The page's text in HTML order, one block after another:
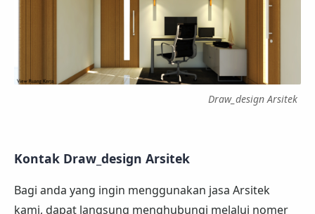
Draw_design Arsitek
Kontak Draw_design Arsitek
Bagi anda yang ingin menggunakan jasa Arsitek
kami, dapat langsung menghubungi melalui nomer